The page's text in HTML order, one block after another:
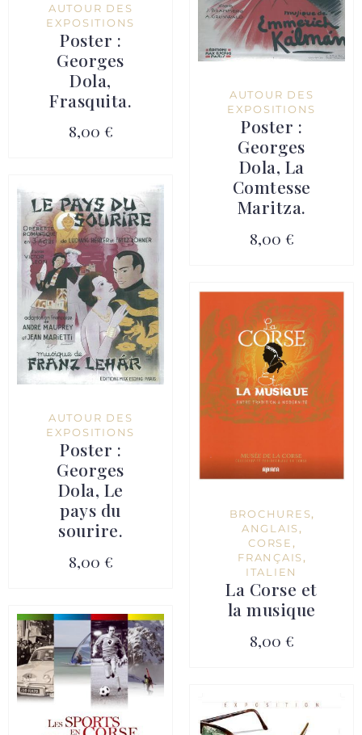
AUTOUR DES
EXPOSITIONS
Poster :
Georges
Dola,
Frasquita.
8,00 €
AUTOUR DES
EXPOSITIONS
Poster :
Georges
Dola, La
Comtesse
Maritza.
8,00 €
AUTOUR DES
EXPOSITIONS
Poster :
Georges
Dola, Le
pays du
sourire.
8,00 €
BROCHURES,
ANGLAIS,
CORSE ,
FRANÇAIS,
ITALIEN
La Corse et
la musique
8,00 €